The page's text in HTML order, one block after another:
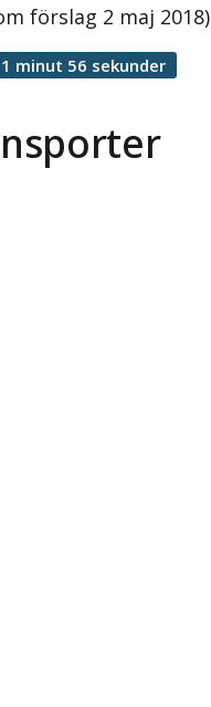
förslag 2 maj 2018)
minut 56 sekunder